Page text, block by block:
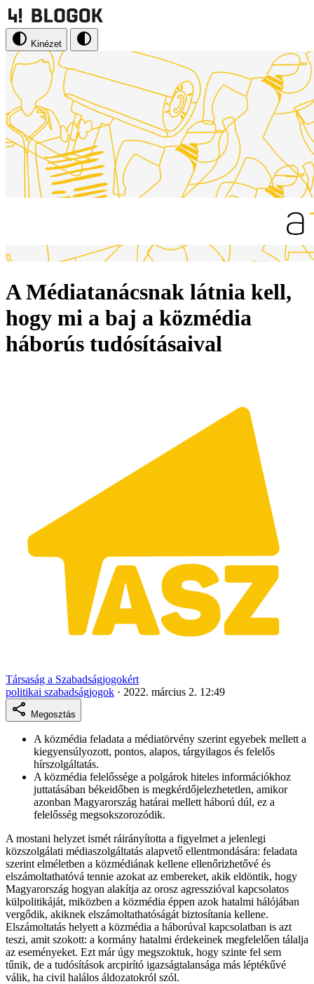
Kinézet
A Médiatanácsnak látnia kell,
hogy mi a baj a közmédia
háborús tudósításaival
Társaság a Szabadságjogokért
politikai szabadságjogok · 2022. március 2. 12:49
Megosztás
A közmédia feladata a médiatörvény szerint egyebek mellett a
kiegyensúlyozott, pontos, alapos, tárgyilagos és felelős
hírszolgáltatás.
A közmédia felelőssége a polgárok hiteles információkhoz
juttatásában békeidőben is megkérdőjelezhetetlen, amikor
azonban Magyarország határai mellett háború dúl, ez a
felelősség megsokszorozódik.
A mostani helyzet ismét ráirányította a figyelmet a jelenlegi
közszolgálati médiaszolgáltatás alapvető ellentmondására: feladata
szerint elméletben a közmédiának kellene ellenőrizhetővé és
elszámoltathatóvá tennie azokat az embereket, akik eldöntik, hogy
Magyarország hogyan alakítja az orosz agresszióval kapcsolatos
külpolitikáját, miközben a közmédia éppen azok hatalmi hálójában
vergődik, akiknek elszámoltathatóságát biztosítania kellene.
Elszámoltatás helyett a közmédia a háborúval kapcsolatban is azt
teszi, amit szokott: a kormány hatalmi érdekeinek megfelelően tálalja
az eseményeket. Ezt már úgy megszoktuk, hogy szinte fel sem
tűnik, de a tudósítások arcpirító igazságtalansága más léptékűvé
válik, ha civil halálos áldozatokról szól.